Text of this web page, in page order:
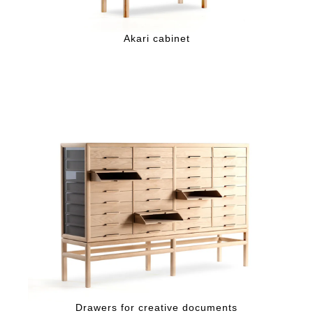
Akari cabinet
Drawers for creative documents